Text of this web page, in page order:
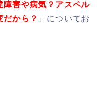
障害や病気？アスペル
だから？ 」についてお